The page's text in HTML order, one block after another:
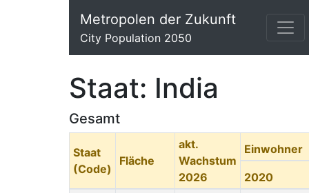
Metropolen der Zukunft
City Population 2050
Staat: India
Gesamt
Staat
(Code)
Fläche
akt.
Wachstum
2026
Einwohner
2020